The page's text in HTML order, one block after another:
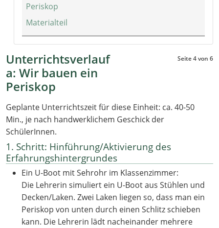
Periskop
Materialteil
Seite 4 von 6
Unterrichtsverlauf
a: Wir bauen ein
Periskop
Geplante Unterrichtszeit für diese Einheit: ca. 40-50
Min., je nach handwerklichem Geschick der
SchülerInnen.
1. Schritt: Hinführung/Aktivierung des
Erfahrungshintergrundes
Ein U-Boot mit Sehrohr im Klassenzimmer:
Die Lehrerin simuliert ein U-Boot aus Stühlen und
Decken/Laken. Zwei Laken liegen so, dass man ein
Periskop von unten durch einen Schlitz schieben
kann. Die Lehrerin lädt nacheinander mehrere